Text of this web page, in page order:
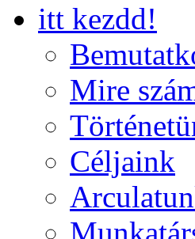
itt kezdd!
Mire
Céljaink